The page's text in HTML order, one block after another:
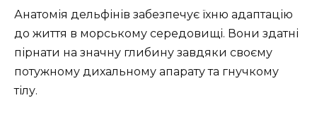
Анатомія дельфінів забезпечує їхню адаптацію
до життя в морському середовищі. Вони здатні
пірнати на значну глибину завдяки своєму
потужному дихальному апарату та гнучкому
тілу.